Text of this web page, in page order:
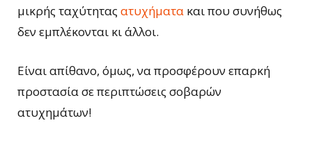
μικρής ταχύτητας ατυχήματα και που συνήθως
δεν εμπλέκονται κι άλλοι.
Είναι απίθανο, όμως, να προσφέρουν επαρκή
προστασία σε περιπτώσεις σοβαρών
ατυχημάτων!